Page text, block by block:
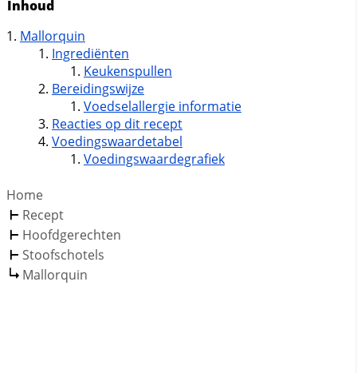
Inhoud
Mallorquin
Ingrediënten
Keukenspullen
Bereidingswijze
Voedselallergie informatie
Reacties op dit recept
Voedingswaardetabel
Voedingswaardegrafiek
Home
Recept
Hoofdgerechten
Stoofschotels
Mallorquin